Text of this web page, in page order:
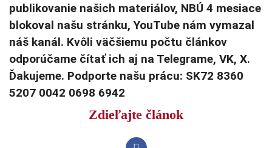
publikovanie našich materiálov, NBÚ 4 mesiace
blokoval našu stránku, YouTube nám vymazal
náš kanál. Kvôli väčšiemu počtu článkov
odporúčame čítať ich aj na Telegrame, VK, X.
Ďakujeme. Podporte našu prácu: SK72 8360
5207 0042 0698 6942
Zdieľajte článok